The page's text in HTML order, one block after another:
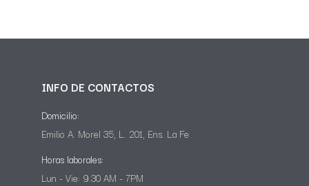
INFO DE CONTACTOS
Domicilio:
Emilio A. Morel 35, L. 201, Ens. La Fe
Horas laborales:
Lun - Vie: 9.30 AM - 7PM